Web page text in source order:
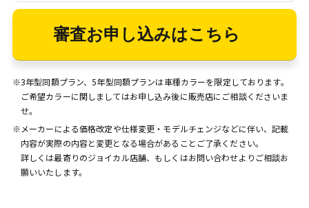
審査お申し込みはこちら
※3年型同額プラン、5年型同額プランは車種カラーを限定しております。
ご希望カラーに関しましてはお申し込み後に販売店にご相談くださいま
せ。
※メーカーによる価格改定や仕様変更・モデルチェンジなどに伴い、記載
内容が実際の内容と変更となる場合があることご了承ください。
詳しくは最寄りのジョイカル店舗、もしくはお問い合わせよりご相談お
願いいたします。